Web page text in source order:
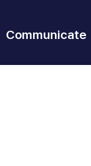
Communicate